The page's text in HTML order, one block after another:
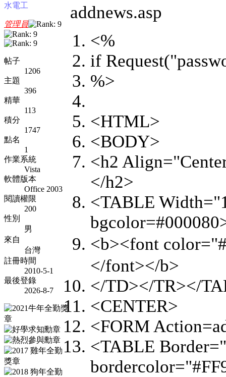
水電工
管理員
帖子
1206
主題
396
精華
113
積分
1747
點名
1
作業系統
Vista
軟體版本
Office 2003
閱讀權限
200
性別
男
來自
台灣
註冊時間
2010-5-1
最後登錄
2026-8-7
addnews.asp
<%
if
%>
<HTML>
<BODY>
<h2
</h2>
<TABLE
<b><font
</font></b>
</TD></TR></
<CENTER>
<FORM
<TABLE